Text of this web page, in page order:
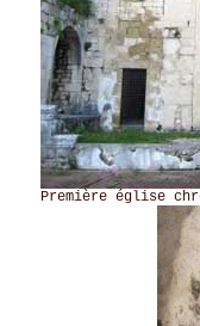
Première église